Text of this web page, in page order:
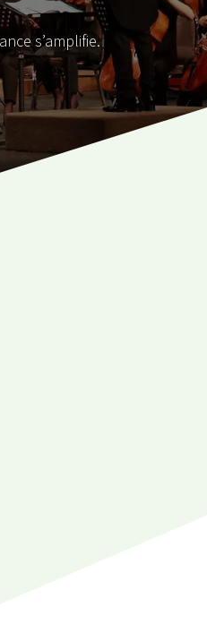
s’amplifie.